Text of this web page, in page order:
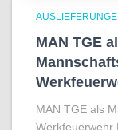
MAN TGE
MAN TGE als
Werkfeuerwehr